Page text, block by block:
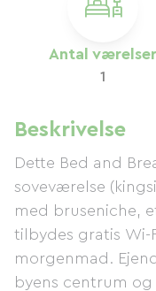
Antal værelser
1
Beskrivelse
Dette Bed and
soveværelse
med bruseniche,
tilbydes gratis Wi-
morgenmad.
byens centrum